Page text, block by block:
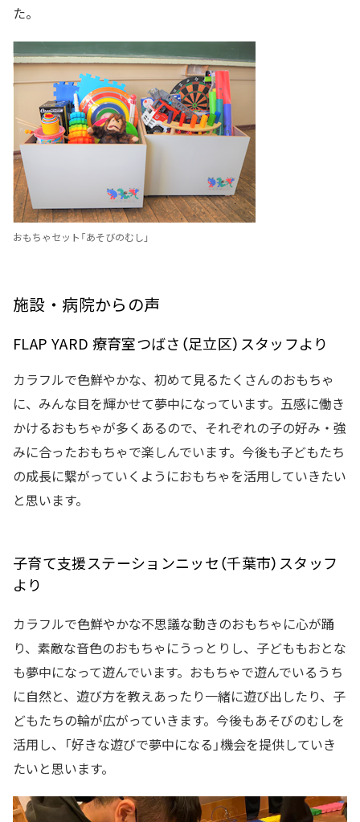
た。
おもちゃセット「あそびのむし」
施設・病院からの声
FLAP YARD 療育室つばさ（足立区）スタッフより
カラフルで色鮮やかな、初めて見るたくさんのおもちゃ
に、みんな目を輝かせて夢中になっています。五感に働き
かけるおもちゃが多くあるので、それぞれの子の好み・強
みに合ったおもちゃで楽しんでいます。今後も子どもたち
の成長に繋がっていくようにおもちゃを活用していきたい
と思います。
子育て支援ステーションニッセ（千葉市）スタッフ
より
カラフルで色鮮やかな不思議な動きのおもちゃに心が踊
り、素敵な音色のおもちゃにうっとりし、子どももおとな
も夢中になって遊んでいます。おもちゃで遊んでいるうち
に自然と、遊び方を教えあったり一緒に遊び出したり、子
どもたちの輪が広がっていきます。今後もあそびのむしを
活用し、「好きな遊びで夢中になる」機会を提供していき
たいと思います。